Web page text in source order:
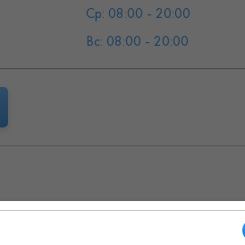
Ср: 08:00 - 20:00
Вс: 08:00 - 20:00
ремонт "під ключ", внутрішнє